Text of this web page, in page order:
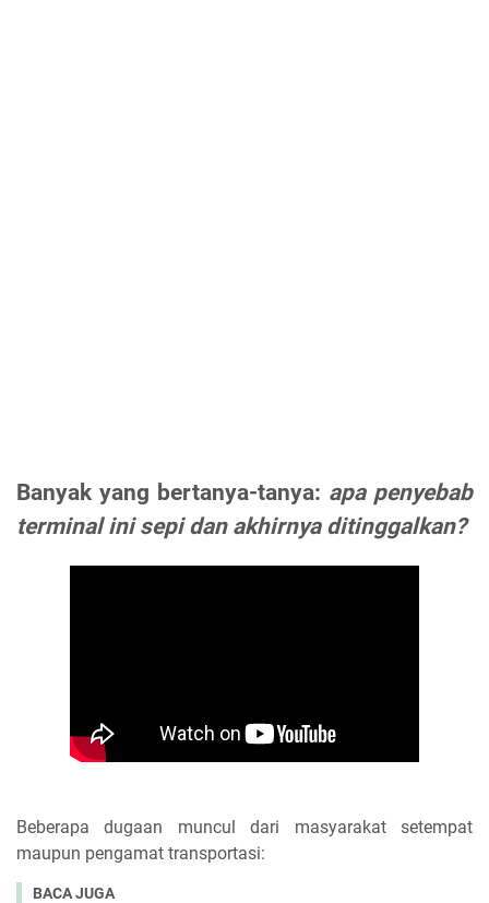
Banyak yang bertanya-tanya: apa penyebab
terminal ini sepi dan akhirnya ditinggalkan?
Beberapa dugaan muncul dari masyarakat setempat
maupun pengamat transportasi:
BACA JUGA